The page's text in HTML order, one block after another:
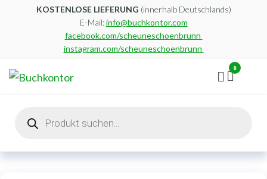
KOSTENLOSE LIEFERUNG (innerhalb Deutschlands)
E-Mail:info@buchkontor.com
facebook.com/scheuneschoenbrunn
instagram.com/scheuneschoenbrunn
0
search